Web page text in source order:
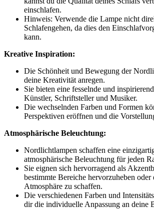
einschlafen.
Hinweis: Verwende die Lampe nicht
Schlafengehen, da dies den
kann.
Kreative Inspiration:
Die Schönheit und Bewegung der
deine Kreativität anregen.
Sie bieten eine fesselnde und
Künstler, Schriftsteller und Musiker.
Die wechselnden Farben und Formen
Perspektiven eröffnen und die
Atmosphärische Beleuchtung:
Nordlichtlampen schaffen eine
atmosphärische Beleuchtung für jeden
Sie eignen sich hervorragend als
bestimmte Bereiche hervorzuheben oder
Atmosphäre zu schaffen.
Die verschiedenen Farben und
dir die individuelle Anpassung an deine